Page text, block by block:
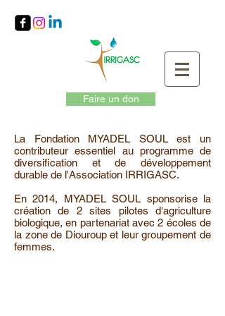
Faire un don
La Fondation MYADEL SOUL est un
contributeur essentiel au programme de
diversification et de développement
durable de l'Association IRRIGASC.
En 2014, MYADEL SOUL sponsorise la
création de 2 sites pilotes d'agriculture
biologique, en partenariat avec 2 écoles de
la zone de Diouroup et leur groupement de
femmes.